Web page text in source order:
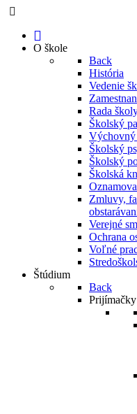
O škole
Back
História
Vedenie
Rada
Školský
Výchovný
Školský
Školský
Školská
Zmluvy,
Verejné
Ochrana
Voľné
Štúdium
Back
Prijímačky